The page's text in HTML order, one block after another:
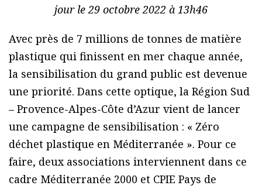
jour le 29 octobre 2022 à 13h46
Avec près de 7 millions de tonnes de matière
plastique qui finissent en mer chaque année,
la sensibilisation du grand public est devenue
une priorité. Dans cette optique, la Région Sud
– Provence-Alpes-Côte d’Azur vient de lancer
une campagne de sensibilisation : « Zéro
déchet plastique en Méditerranée ». Pour ce
faire, deux associations interviennent dans ce
cadre Méditerranée 2000 et CPIE Pays de